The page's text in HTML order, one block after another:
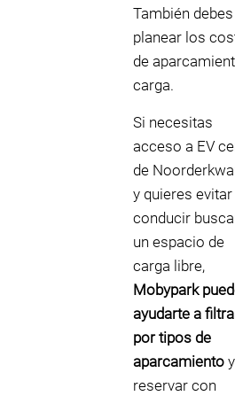
También debes
planear los
de
carga.
Si necesitas
acceso a EV
de
y quieres evitar
conducir
un espacio de
carga libre,
Mobypark
ayudarte a
por tipos de
aparcamiento y
reservar con